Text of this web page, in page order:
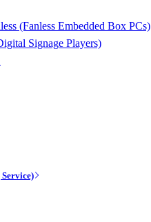
(Fanless Embedded Box PCs)
Signage Players)